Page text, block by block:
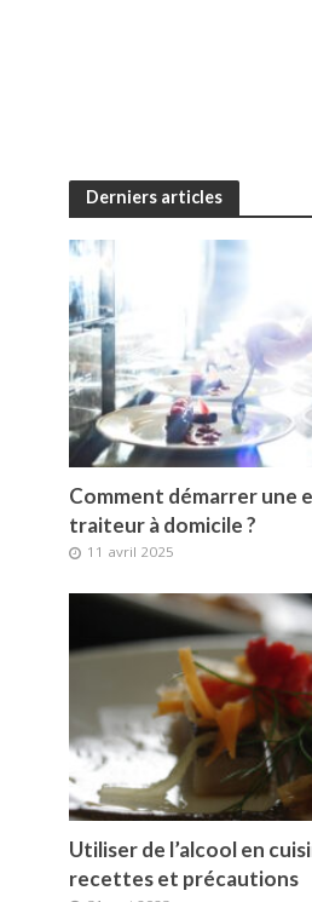
Derniers articles
Comment démarrer une
traiteur à domicile ?
11 avril 2025
Utiliser de l’alcool en
recettes et précautions